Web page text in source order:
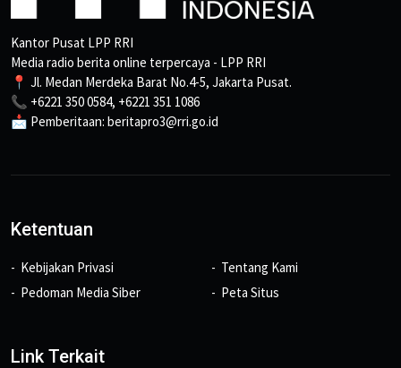
Kantor Pusat LPP RRI
Media radio berita online terpercaya - LPP RRI
📍 Jl. Medan Merdeka Barat No.4-5, Jakarta Pusat.
📞 +6221 350 0584, +6221 351 1086
📩 Pemberitaan: beritapro3@rri.go.id
Ketentuan
Kebijakan Privasi
Pedoman Media Siber
Tentang Kami
Peta Situs
Link Terkait